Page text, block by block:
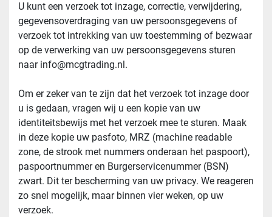
U kunt een verzoek tot inzage, correctie, verwijdering,
gegevensoverdraging van uw persoonsgegevens of
verzoek tot intrekking van uw toestemming of bezwaar
op de verwerking van uw persoonsgegevens sturen
naar info@mcgtrading.nl.
Om er zeker van te zijn dat het verzoek tot inzage door
u is gedaan, vragen wij u een kopie van uw
identiteitsbewijs met het verzoek mee te sturen. Maak
in deze kopie uw pasfoto, MRZ (machine readable
zone, de strook met nummers onderaan het paspoort),
paspoortnummer en Burgerservicenummer (BSN)
zwart. Dit ter bescherming van uw privacy. We reageren
zo snel mogelijk, maar binnen vier weken, op uw
verzoek.